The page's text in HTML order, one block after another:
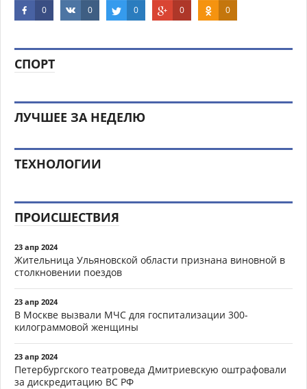
0 0 0 0 0
СПОРТ
ЛУЧШЕЕ ЗА НЕДЕЛЮ
ТЕХНОЛОГИИ
ПРОИСШЕСТВИЯ
23 апр 2024
Жительница Ульяновской области признана виновной в
столкновении поездов
23 апр 2024
В Москве вызвали МЧС для госпитализации 300-
килограммовой женщины
23 апр 2024
Петербургского театроведа Дмитриевскую оштрафовали
за дискредитацию ВС РФ